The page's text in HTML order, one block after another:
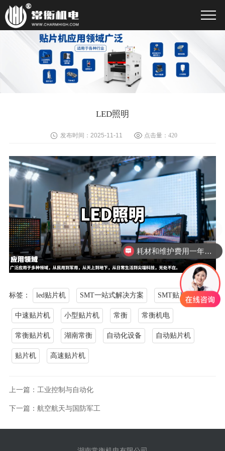
LED照明
发布时间：2025-11-11 点击量： 420
标签： led贴片机 SMT一站式解决方案 SMT贴片机
中速贴片机 小型贴片机 常衡 常衡机电
常衡贴片机 湖南常衡 自动化设备 自动贴片机
贴片机 高速贴片机
上一篇：工业控制与自动化
下一篇：航空航天与国防军工
小批量多品种订单如何控制成本？
耗材和维护费用一年需要多少？